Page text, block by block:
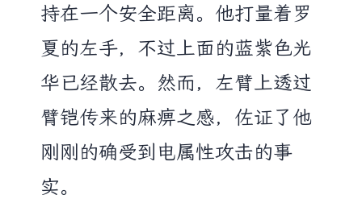
持在一个安全距离。他打量着罗
夏的左手，不过上面的蓝紫色光
华已经散去。然而，左臂上透过
臂铠传来的麻痹之感，佐证了他
刚刚的确受到电属性攻击的事
实。